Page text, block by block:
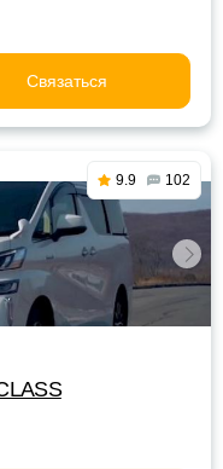
Связаться
9.9 102